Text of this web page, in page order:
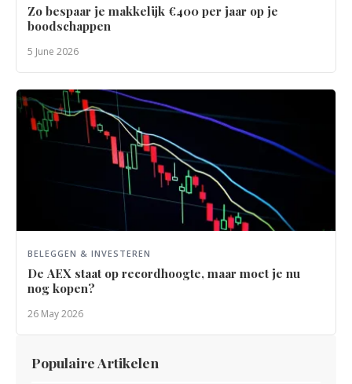
Zo bespaar je makkelijk €400 per jaar op je
boodschappen
5 June 2026
BELEGGEN & INVESTEREN
De AEX staat op recordhoogte, maar moet je nu
nog kopen?
26 May 2026
Populaire Artikelen